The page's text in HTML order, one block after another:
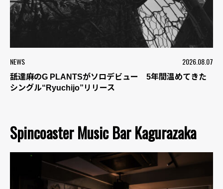
NEWS 2026.08.07
舐達麻のG PLANTSがソロデビュー 5年間温めてきた
シングル“Ryuchijo”リリース
Spincoaster Music Bar Kagurazaka